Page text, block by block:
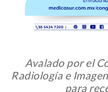
Avalado por el
Radiología e
para